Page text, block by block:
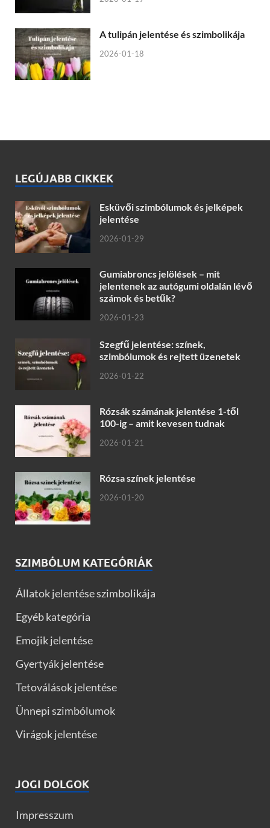
A tulipán jelentése és szimbolikája
2026-01-18
LEGÚJABB CIKKEK
Esküvői szimbólumok és jelképek
jelentése
2026-01-29
Gumiabroncs jelölések – mit
jelentenek az autógumi oldalán lévő
számok és betűk?
2026-01-23
Szegfű jelentése: színek,
szimbólumok és rejtett üzenetek
2026-01-22
Rózsák számának jelentése 1-től
100-ig – amit kevesen tudnak
2026-01-21
Rózsa színek jelentése
2026-01-20
SZIMBÓLUM KATEGÓRIÁK
Állatok jelentése szimbolikája
Egyéb kategória
Emojik jelentése
Gyertyák jelentése
Tetoválások jelentése
Ünnepi szimbólumok
Virágok jelentése
JOGI DOLGOK
Impresszum